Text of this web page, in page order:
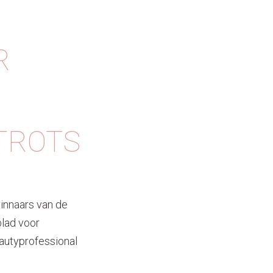
van de
voor